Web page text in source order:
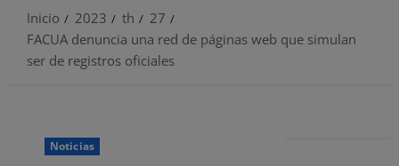
Inicio
2023 th
27
FACUA denuncia una red de páginas web que simulan
ser de registros oficiales
Noticias